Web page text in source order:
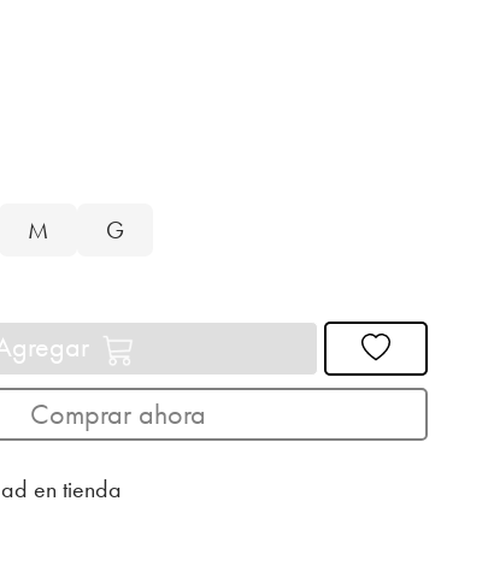
M G
Comprar ahora
en tienda